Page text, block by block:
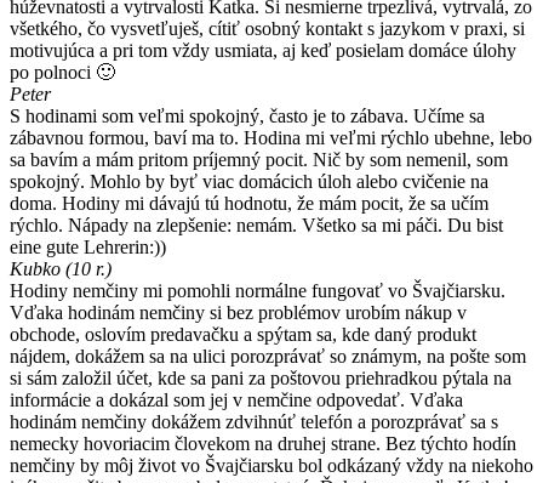
húževnatosti a vytrvalosti Katka. Si nesmierne trpezlivá, vytrvalá, zo
všetkého, čo vysvetľuješ, cítiť osobný kontakt s jazykom v praxi, si
motivujúca a pri tom vždy usmiata, aj keď posielam domáce úlohy
po polnoci 🙂
Peter
S hodinami som veľmi spokojný, často je to zábava. Učíme sa
zábavnou formou, baví ma to. Hodina mi veľmi rýchlo ubehne, lebo
sa bavím a mám pritom príjemný pocit. Nič by som nemenil, som
spokojný. Mohlo by byť viac domácich úloh alebo cvičenie na
doma. Hodiny mi dávajú tú hodnotu, že mám pocit, že sa učím
rýchlo. Nápady na zlepšenie: nemám. Všetko sa mi páči. Du bist
eine gute Lehrerin:))
Kubko (10 r.)
Hodiny nemčiny mi pomohli normálne fungovať vo Švajčiarsku.
Vďaka hodinám nemčiny si bez problémov urobím nákup v
obchode, oslovím predavačku a spýtam sa, kde daný produkt
nájdem, dokážem sa na ulici porozprávať so známym, na pošte som
si sám založil účet, kde sa pani za poštovou priehradkou pýtala na
informácie a dokázal som jej v nemčine odpovedať. Vďaka
hodinám nemčiny dokážem zdvihnúť telefón a porozprávať sa s
nemecky hovoriacim človekom na druhej strane. Bez týchto hodín
nemčiny by môj život vo Švajčiarsku bol odkázaný vždy na niekoho